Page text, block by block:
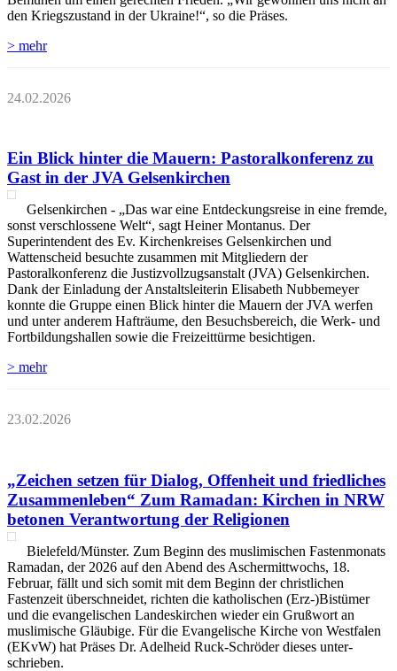
den Kriegszustand in der Ukraine!“, so die Präses.
> mehr
24.02.2026
Ein Blick hinter die Mauern: Pastoralkonferenz zu
Gast in der JVA Gelsenkirchen
Gelsenkirchen - „Das war eine Entdeckungsreise in eine fremde,
sonst verschlossene Welt“, sagt Heiner Montanus. Der
Superintendent des Ev. Kirchenkreises Gelsenkirchen und
Wattenscheid besuchte zusammen mit Mitgliedern der
Pastoralkonferenz die Justizvollzugsanstalt (JVA) Gelsenkirchen.
Dank der Einladung der Anstaltsleiterin Elisabeth Nubbemeyer
konnte die Gruppe einen Blick hinter die Mauern der JVA werfen
und unter anderem Hafträume, den Besuchsbereich, die Werk- und
Fortbildungshallen sowie die Freizeittürme besichtigen.
> mehr
23.02.2026
„Zeichen setzen für Dialog, Offenheit und friedliches
Zusammenleben“ Zum Ramadan: Kirchen in NRW
betonen Verantwortung der Religionen
Bielefeld/Münster. Zum Beginn des muslimischen Fastenmonats
Ramadan, der 2026 auf den Abend des Aschermittwochs, 18.
Februar, fällt und sich somit mit dem Beginn der christlichen
Fastenzeit überschneidet, richten die katholischen (Erz-)Bistümer
und die evangelischen Landeskirchen wieder ein Grußwort an
muslimische Gläubige. Für die Evangelische Kirche von Westfalen
(EKvW) hat Präses Dr. Adelheid Ruck-Schröder dieses unter-
schrieben.